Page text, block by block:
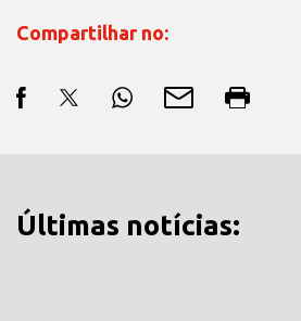
Compartilhar no:
Últimas notícias: